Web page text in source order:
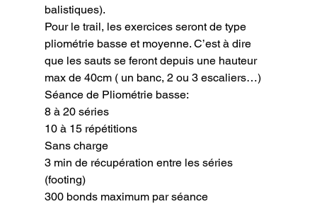
balistiques).
Pour le trail, les exercices seront de type
pliométrie basse et moyenne. C’est à dire
que les sauts se feront depuis une hauteur
max de 40cm ( un banc, 2 ou 3 escaliers…)
Séance de Pliométrie basse:
8 à 20 séries
10 à 15 répétitions
Sans charge
3 min de récupération entre les séries
(footing)
300 bonds maximum par séance